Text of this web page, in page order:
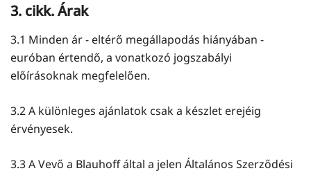
3. cikk. Árak
3.1 Minden ár - eltérő megállapodás hiányában -
euróban értendő, a vonatkozó jogszabályi
előírásoknak megfelelően.
3.2 A különleges ajánlatok csak a készlet erejéig
érvényesek.
3.3 A Vevő a Blauhoff által a jelen Általános Szerződési